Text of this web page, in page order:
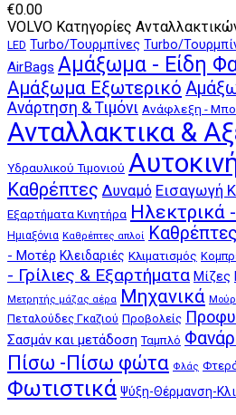
€0.00
VOLVO Κατηγορίες
LED Turbo/Τουρμπίνες Turbo/
AirBags Αμάξωμα - Είδη
Αμάξωμα Εξωτερικό
Ανάρτηση & Τιμόνι Ανάφλεξη -
Ανταλλακτικα &
Υδραυλικού Τιμονιού
Καθρέπτες Δυναμό Εισαγωγή
Εξαρτήματα Κινητήρα Ηλεκτρικά
Ημιαξόνια Καθρέπτες απλοί
- Μοτέρ Κλειδαριές Κλιματισμός
- Γρίλιες & Εξαρτήματα Μίζες
Μετρητής μάζας αέρα Μηχανικά
Πεταλούδες Γκαζιού Προβολείς
Σασμάν και μετάδοση Ταμπλό
Πίσω -Πίσω φώτα Φλάς
Φωτιστικά Ψύξη-Θέρμανση-